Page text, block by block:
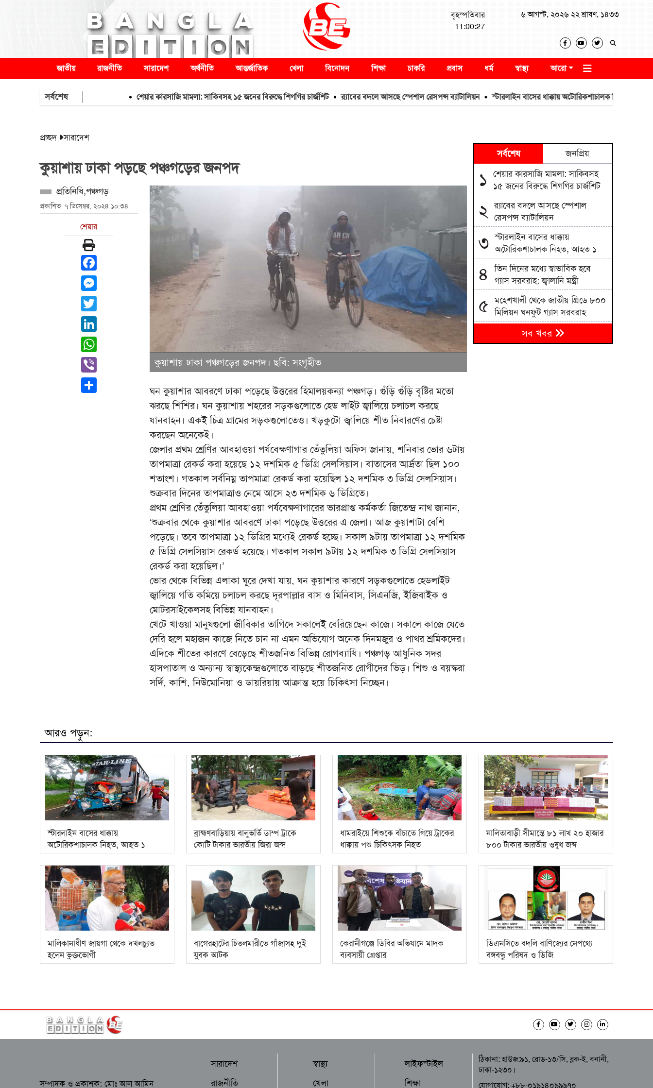
বৃহস্পতিবার
11:00:28
৬ আগস্ট, ২০২৬ ২২ শ্রাবণ, ১৪৩৩
জাতীয় রাজনীতি সারাদেশ অর্থনীতি আন্তর্জাতিক খেলা বিনোদন শিক্ষা চাকরি প্রবাস ধর্ম স্বাস্থ্য আরো
সর্বশেষ শেয়ার কারসাজি মামলা: সাকিবসহ ১৫ জনের বিরুদ্ধে শিগগির চার্জশিট র‌্যাবের বদলে আসছে স্পেশাল রেসপন্স ব্যাটালিয়ন স্টারলাইন বাসের ধাক্কায় অটোরিকশাচালক নিহত, আহত ১
প্রচ্ছদ সারাদেশ
কুয়াশায় ঢাকা পড়ছে পঞ্চগড়ের জনপদ
প্রতিনিধি,পঞ্চগড়
প্রকাশিত: ৭ ডিসেম্বর, ২০২৪ ১০:৩৪
শেয়ার
Facebook
Messenger
Twitter
LinkedIn
WhatsApp
Viber
Share
কুয়াশায় ঢাকা পঞ্চগড়ের জনপদ। ছবি: সংগৃহীত
ঘন কুয়াশার আবরণে ঢাকা পড়েছে উত্তরের হিমালয়কন্যা পঞ্চগড়। গুঁড়ি গুঁড়ি বৃষ্টির মতো
ঝরছে শিশির। ঘন কুয়াশায় শহরের সড়কগুলোতে হেড লাইট জ্বালিয়ে চলাচল করছে
যানবাহন। একই চিত্র গ্রামের সড়কগুলোতেও। খড়কুটো জ্বালিয়ে শীত নিবারণের চেষ্টা
করছেন অনেকেই।
জেলার প্রথম শ্রেণির আবহাওয়া পর্যবেক্ষণাগার তেঁতুলিয়া অফিস জানায়, শনিবার ভোর ৬টায়
তাপমাত্রা রেকর্ড করা হয়েছে ১২ দশমিক ৫ ডিগ্রি সেলসিয়াস। বাতাসের আর্দ্রতা ছিল ১০০
শতাংশ। গতকাল সর্বনিম্ন তাপমাত্রা রেকর্ড করা হয়েছিল ১২ দশমিক ৩ ডিগ্রি সেলসিয়াস।
শুক্রবার দিনের তাপমাত্রাও নেমে আসে ২৩ দশমিক ৬ ডিগ্রিতে।
প্রথম শ্রেণির তেঁতুলিয়া আবহাওয়া পর্যবেক্ষণাগারের ভারপ্রাপ্ত কর্মকর্তা জিতেন্দ্র নাথ জানান,
‘শুক্রবার থেকে কুয়াশার আবরণে ঢাকা পড়েছে উত্তরের এ জেলা। আজ কুয়াশাটা বেশি
পড়েছে। তবে তাপমাত্রা ১২ ডিগ্রির মধ্যেই রেকর্ড হচ্ছে। সকাল ৯টায় তাপমাত্রা ১২ দশমিক
৫ ডিগ্রি সেলসিয়াস রেকর্ড হয়েছে। গতকাল সকাল ৯টায় ১২ দশমিক ৩ ডিগ্রি সেলসিয়াস
রেকর্ড করা হয়েছিল।’
ভোর থেকে বিভিন্ন এলাকা ঘুরে দেখা যায়, ঘন কুয়াশার কারণে সড়কগুলোতে হেডলাইট
জ্বালিয়ে গতি কমিয়ে চলাচল করছে দূরপাল্লার বাস ও মিনিবাস, সিএনজি, ইজিবাইক ও
মোটরসাইকেলসহ বিভিন্ন যানবাহন।
খেটে খাওয়া মানুষগুলো জীবিকার তাগিদে সকালেই বেরিয়েছেন কাজে। সকালে কাজে যেতে
দেরি হলে মহাজন কাজে নিতে চান না এমন অভিযোগ অনেক দিনমজুর ও পাথর শ্রমিকদের।
এদিকে শীতের কারণে বেড়েছে শীতজনিত বিভিন্ন রোগব্যাধি। পঞ্চগড় আধুনিক সদর
হাসপাতাল ও অন্যান্য স্বাস্থ্যকেন্দ্রগুলোতে বাড়ছে শীতজনিত রোগীদের ভিড়। শিশু ও বয়স্করা
সর্দি, কাশি, নিউমোনিয়া ও ডায়রিয়ায় আক্রান্ত হয়ে চিকিৎসা নিচ্ছেন।
সর্বশেষ জনপ্রিয়
১ শেয়ার কারসাজি মামলা: সাকিবসহ
১৫ জনের বিরুদ্ধে শিগগির চার্জশিট
২ র‌্যাবের বদলে আসছে স্পেশাল
রেসপন্স ব্যাটালিয়ন
৩ স্টারলাইন বাসের ধাক্কায়
অটোরিকশাচালক নিহত, আহত ১
৪
তিন দিনের মধ্যে স্বাভাবিক হবে
গ্যাস সরবরাহ: জ্বালানি মন্ত্রী
৫ মহেশখালী থেকে জাতীয় গ্রিডে ৮০০
মিলিয়ন ঘনফুট গ্যাস সরবরাহ
৬
ব্রাহ্মণবাড়িয়ায় বালুভর্তি ডাম্প ট্রাকে
কোটি টাকার ভারতীয় জিরা জব্দ
সব খবর
আরও পড়ুন:
স্টারলাইন বাসের ধাক্কায়
অটোরিকশাচালক নিহত, আহত ১
ব্রাহ্মণবাড়িয়ায় বালুভর্তি ডাম্প ট্রাকে
কোটি টাকার ভারতীয় জিরা জব্দ
ধামরাইয়ে শিশুকে বাঁচাতে গিয়ে ট্রাকের
ধাক্কায় পশু চিকিৎসক নিহত
নালিতাবাড়ী সীমান্তে ৮১ লাখ ২০ হাজার
৮০০ টাকার ভারতীয় ওষুধ জব্দ
মালিকানাধীণ জায়গা থেকে দখলচ্যুত
হলেন ভুক্তভোগী
বাগেরহাটের চিতলমারীতে গাঁজাসহ দুই
যুবক আটক
কেরানীগঞ্জে ডিবির অভিযানে মাদক
ব্যবসায়ী গ্রেপ্তার
ডিএনসিতে বদলি বাণিজ্যের নেপথ্যে
বঙ্গবন্ধু পরিষদ ও ডিজি
সম্পাদক ও প্রকাশক: মোঃ আল আমিন
সারাদেশ
রাজনীতি
স্বাস্থ্য
খেলা
লাইফস্টাইল
শিক্ষা
ঠিকানা: হাউজ:৯১, রোড-১৩/সি, ব্লক-ই, বনানী,
ঢাকা-১২৩০।
যোগাযোগ: +৮৮-০১৯১৪০৯৯৯৭০